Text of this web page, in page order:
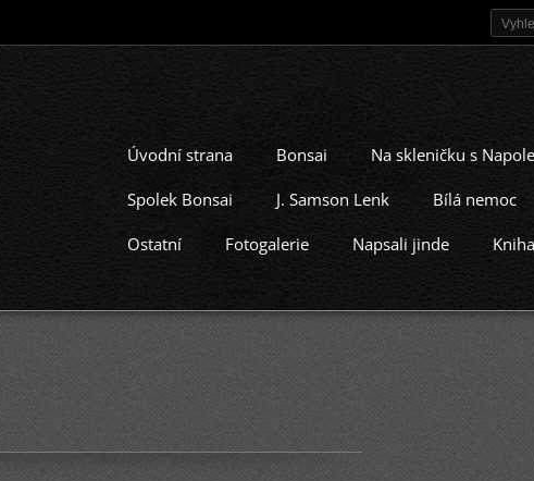
Úvodní strana Bonsai Na skleničku s
Spolek Bonsai J. Samson Lenk Bílá nemoc
Ostatní Fotogalerie Napsali jinde